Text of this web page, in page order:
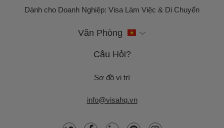
Dành cho Doanh Nghiệp: Visa Làm Việc & Di Chuyển
Văn Phòng
Câu Hỏi?
Sơ đồ vị trí
info@visahq.vn